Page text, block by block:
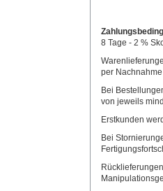
8 Tage - 2 %
per
Bei
von jeweils
Erstkunden
Bei